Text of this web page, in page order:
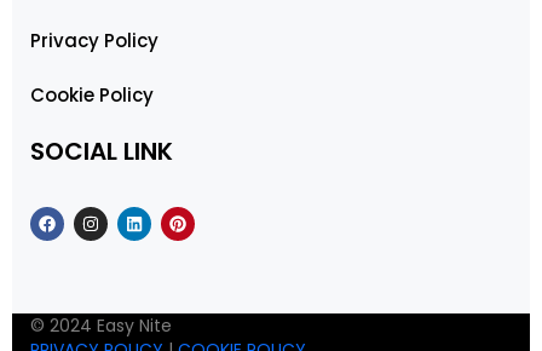
Privacy Policy
Cookie Policy
SOCIAL LINK
© 2024 Easy Nite